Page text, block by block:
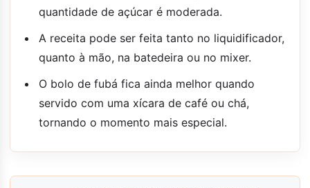
quantidade de açúcar é moderada.
A receita pode ser feita tanto no liquidificador,
quanto à mão, na batedeira ou no mixer.
O bolo de fubá fica ainda melhor quando
servido com uma xícara de café ou chá,
tornando o momento mais especial.